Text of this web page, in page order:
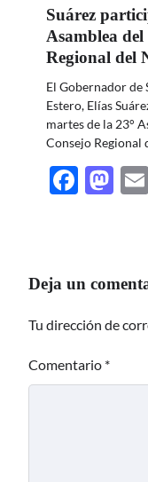
Suárez
Asamblea del
Regional del
El Gobernador de
Estero, Elías
martes de la 23°
Consejo
Deja un
Tu dirección de
Comentario *